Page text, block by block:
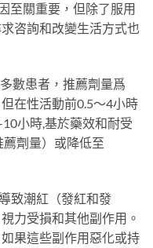
至關重要，但除了服用
咨詢和改變生活方式也
數患者，推薦劑量爲
在性活動前0.5～4小時
小時,基於藥效和耐受
劑量）或降低至
致潮紅（發紅和發
力受損和其他副作用。
果這些副作用惡化或持